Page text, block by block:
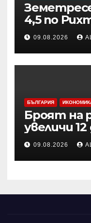
4,5 по
данни за
09.08.2026
БЪЛГАРИЯ
Броят на
увеличи
нощната
съобщи
управител
09.08.2026